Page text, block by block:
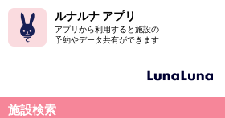
ルナルナ アプリ
アプリから利用すると施設の
予約やデータ共有ができます
施設検索